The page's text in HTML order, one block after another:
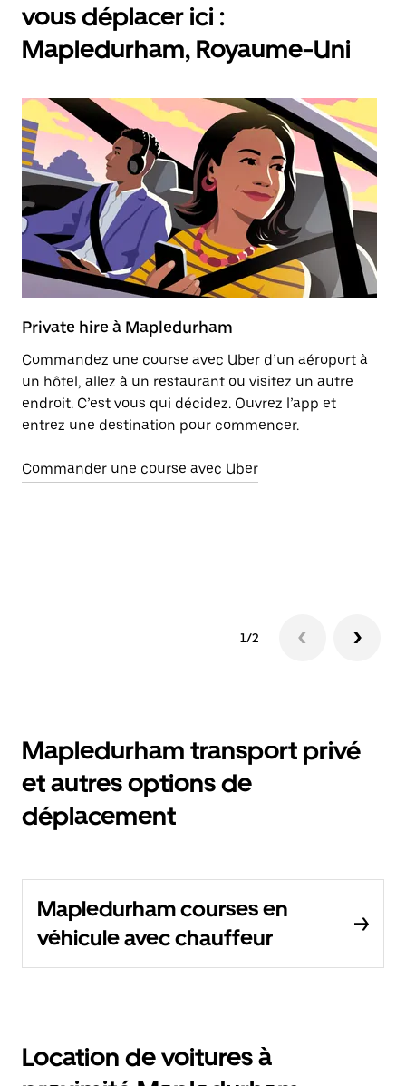
vous déplacer ici :
Mapledurham, Royaume-Uni
Private hire à Mapledurham
Commandez une course avec Uber d’un aéroport à
un hôtel, allez à un restaurant ou visitez un autre
endroit. C’est vous qui décidez. Ouvrez l’app et
entrez une destination pour commencer.
Commander une course avec Uber
1/2
Mapledurham transport privé
et autres options de
déplacement
Mapledurham courses en
véhicule avec chauffeur
Location de voitures à